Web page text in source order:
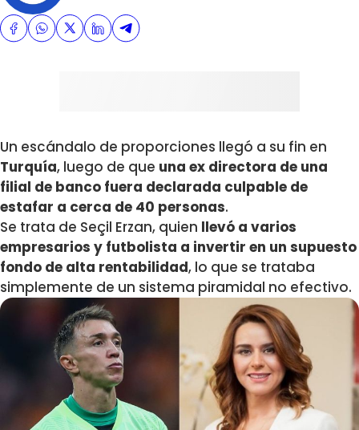
Un escándalo de proporciones llegó a su fin en
Turquía, luego de que una ex directora de una
filial de banco fuera declarada culpable de
estafar a cerca de 40 personas.
Se trata de Seçil Erzan, quien llevó a varios
empresarios y futbolista a invertir en un supuesto
fondo de alta rentabilidad, lo que se trataba
simplemente de un sistema piramidal no efectivo.